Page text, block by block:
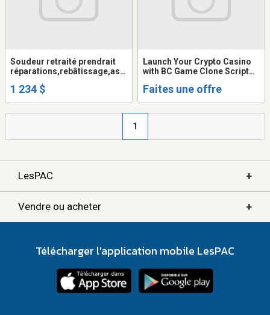
Soudeur retraité prendrait
réparations,rebâtissage,ass
1 234 $
Launch Your Crypto Casino
with BC Game Clone Script
Faites une offre
1
LesPAC +
Vendre ou acheter +
Télécharger l'application mobile LesPAC